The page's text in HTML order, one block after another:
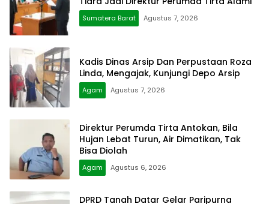
Sumatera Barat Agustus 7, 2026
Kadis Dinas Arsip Dan Perpustaan Roza
Linda, Mengajak, Kunjungi Depo Arsip
Agam Agustus 7, 2026
Direktur Perumda Tirta Antokan, Bila
Hujan Lebat Turun, Air Dimatikan, Tak
Bisa Diolah
Agam Agustus 6, 2026
DPRD Tanah Datar Gelar Paripurna